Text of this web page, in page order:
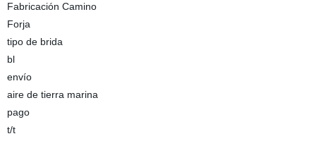
Fabricación Camino
Forja
tipo de brida
bl
envío
aire de tierra marina
pago
t/t